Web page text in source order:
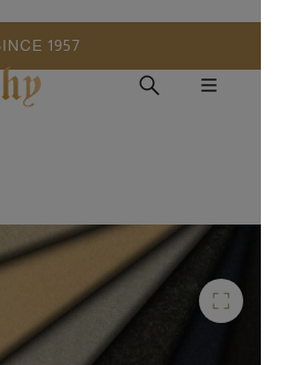
SINCE 1957